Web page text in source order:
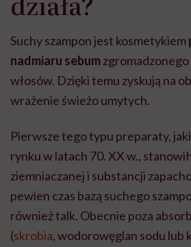
Suchy szampon jest kosmetykiem
nadmiaru sebum
włosów. Dzięki temu zyskują na
wrażenie świeżo umytych.
Pierwsze tego typu preparaty,
rynku w latach 70. XX w.,
ziemniaczanej i substancji
pewien czas bazą suchego
również talk. Obecnie poza
(skrobia, wodorowęglan sodu lub